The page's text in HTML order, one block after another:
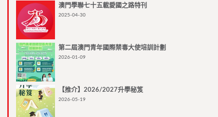
澳門學聯七十五載愛國之路特刊
2025-04-30
第二屆澳門青年國際禁毒大使培訓計劃
2026-01-09
【推介】2026/2027升學秘笈
2026-05-19